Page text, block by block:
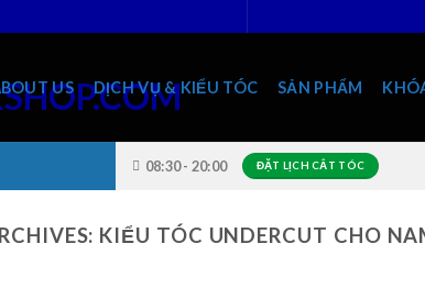
US DỊCH VỤ & KIỂU TÓC SẢN PHẨM
08:30 - 20:00 ĐẶT LỊCH CẮT TÓC
KIỂU TÓC UNDERCUT CHO